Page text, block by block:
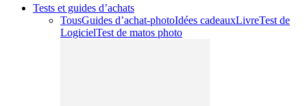
Tests et guides d’achats
TousGuides d’achat-photoIdées cadeauxLivreTest de
LogicielTest de matos photo